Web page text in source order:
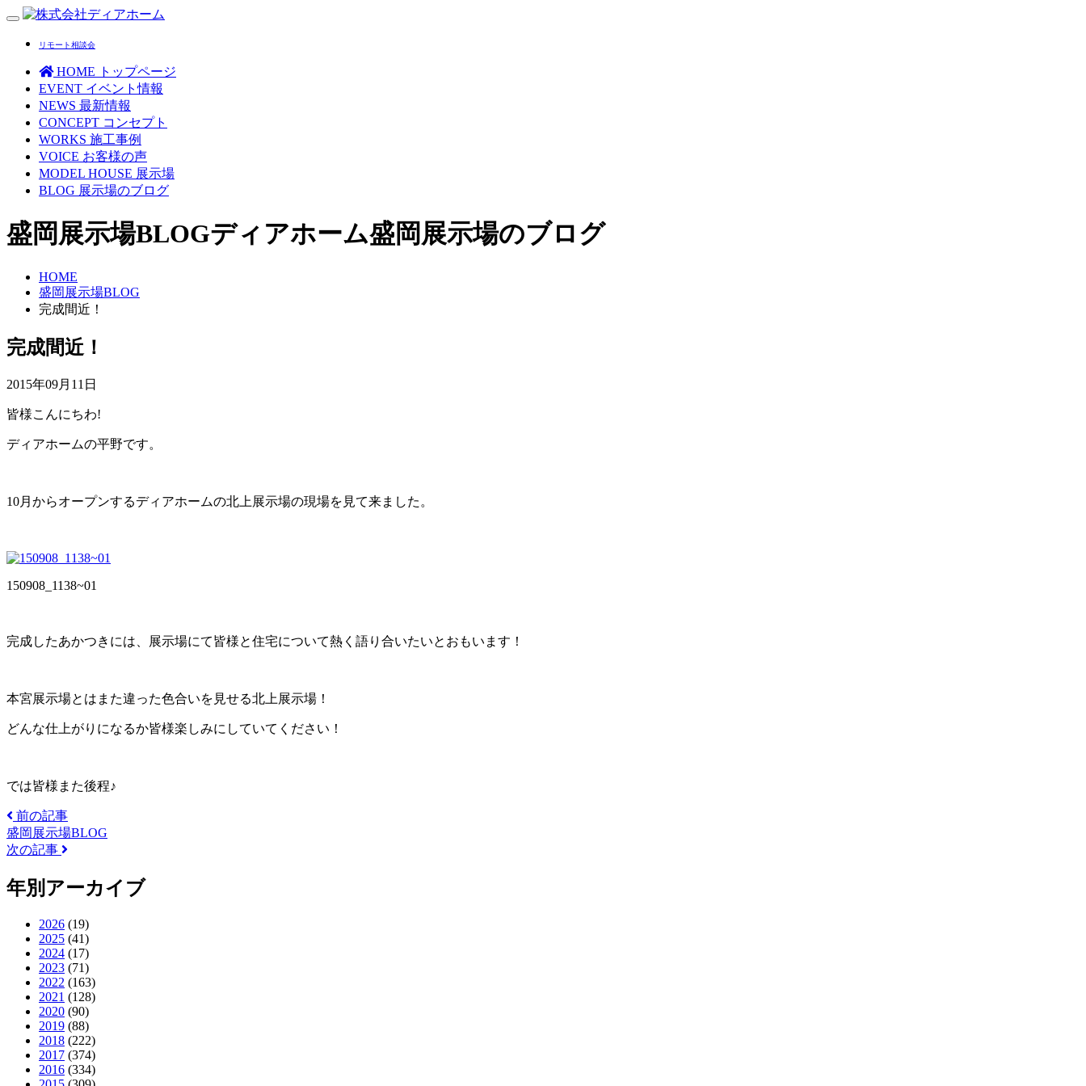
Toggle
リモート相談会
HOME
トップページ
EVENT イベント情報
NEWS 最新情報
CONCEPT コンセプト
WORKS 施工事例
VOICE お客様の声
MODEL HOUSE 展示場
BLOG 展示場のブログ
盛岡展示場BLOGディアホーム盛岡展示場のブログ
HOME
盛岡展示場BLOG
完成間近！
完成間近！
2015年09月11日
皆様こんにちわ!
ディアホームの平野です。
10月からオープンするディアホームの北上展示場の現場を見て来ました。
150908_1138~01
完成したあかつきには、展示場にて皆様と住宅について熱く語り合いたいとおもいます！
本宮展示場とはまた違った色合いを見せる北上展示場！
どんな仕上がりになるか皆様楽しみにしていてください！
では皆様また後程♪
前の記事
盛岡展示場BLOG
次の記事
年別アーカイブ
2026 (19)
2025 (41)
2024 (17)
2023 (71)
2022 (163)
2021 (128)
2020 (90)
2019 (88)
2018 (222)
2017 (374)
2016 (334)